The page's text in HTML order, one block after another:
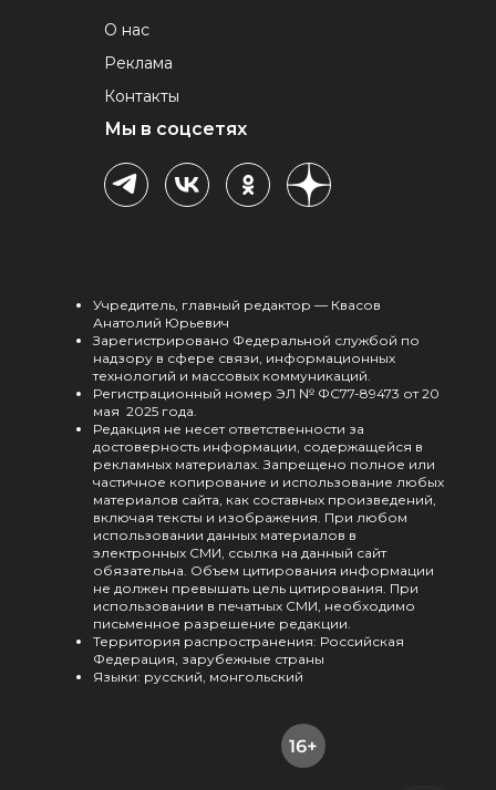
О нас
Реклама
Контакты
Мы в соцсетях
Учредитель, главный редактор — Квасов
Анатолий Юрьевич
Зарегистрировано Федеральной службой по
надзору в сфере связи, информационных
технологий и массовых коммуникаций.
Регистрационный номер ЭЛ № ФС77-89473 от 20
мая 2025 года.
Редакция не несет ответственности за
достоверность информации, содержащейся в
рекламных материалах. Запрещено полное или
частичное копирование и использование любых
материалов сайта, как составных произведений,
включая тексты и изображения. При любом
использовании данных материалов в
электронных СМИ, ссылка на данный сайт
обязательна. Объем цитирования информации
не должен превышать цель цитирования. При
использовании в печатных СМИ, необходимо
письменное разрешение редакции.
Территория распространения: Российская
Федерация, зарубежные страны
Языки: русский, монгольский